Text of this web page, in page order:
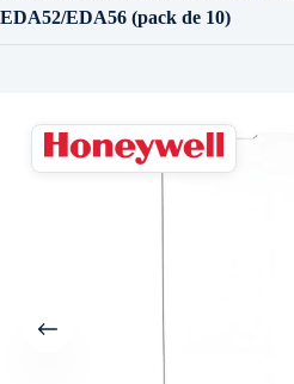
EDA52/EDA56 (pack de 10)